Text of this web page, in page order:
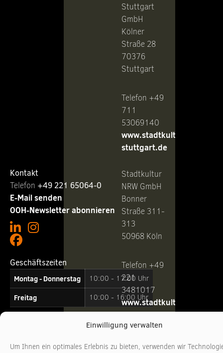
Einwilligung verwalten
Um Ihnen ein optimales Erlebnis zu bieten, verwenden wir
Kontakt
Telefon ‭ +49 221 65064-0
E-Mail senden
OOH-Newsletter abonnieren
Geschäftszeiten
Montag - Donnerstag
10:00 - 17:00 Uhr
Freitag 10:00 - 16:00 Uhr
Stuttgart
GmbH
Kölner
Straße 28
70376
Stuttgart
Telefon +49
711
53069140
www.stadtkultur-
stuttgart.de
Stadtkultur
NRW GmbH
Bonner
Straße 311-
313
50968 Köln
Telefon +49
221
3481017
www.stadtkultur-
nrw.de